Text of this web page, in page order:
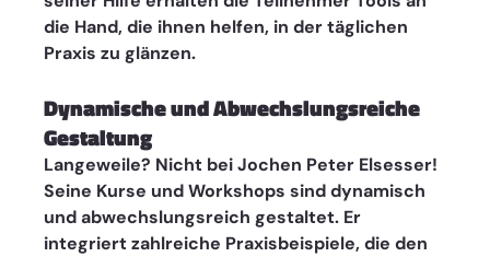
die Hand, die ihnen helfen, in der täglichen
Praxis zu glänzen.
Dynamische und Abwechslungsreiche
Gestaltung
Langeweile? Nicht bei Jochen Peter Elsesser!
Seine Kurse und Workshops sind dynamisch
und abwechslungsreich gestaltet. Er
integriert zahlreiche Praxisbeispiele, die den